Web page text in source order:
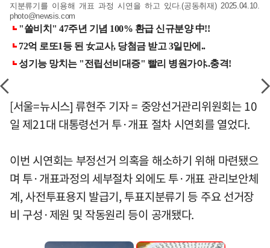
지분류기를 이용해 개표 과정 시연을 하고 있다.(공동취재) 2025.04.10.
photo@newsis.com
[서울=뉴시스] 류현주 기자 = 중앙선거관리위원회는 10
일 제21대 대통령선거 투·개표 절차 시연회를 열었다.
이번 시연회는 부정선거 의혹을 해소하기 위해 마련됐으
며 투·개표과정의 세부절차 외에도 투·개표 관리보안체
계, 사전투표용지 발급기, 투표지분류기 등 주요 선거장
비 구성·제원 및 작동원리 등이 공개됐다.